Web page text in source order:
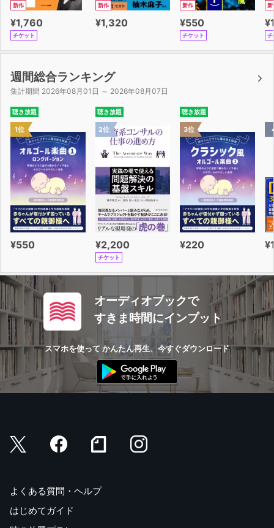
新作
¥1,760
チケット
新作
¥1,320
新作
¥550
チケット
新
チ
週間総合ランキング
集計期間 2026年08月01日 ～ 2026年08月07日
聴き放題
1位
¥550
聴き放題
2位
¥2,200
チケット
聴き放題
3位
¥220
オーディオブックで
すきま時間にインプット
スマホを使って かんたん再生、今すぐダウンロード
よくある質問・ヘルプ
はじめてガイド